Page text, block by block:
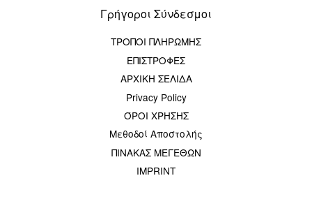
Γρήγοροι Σύνδεσμοι
ΤΡΟΠΟΙ ΠΛΗΡΩΜΗΣ
ΕΠΙΣΤΡΟΦΕΣ
ΑΡΧΙΚΗ ΣΕΛΙΔΑ
Privacy Policy
ΌΡΟΙ ΧΡΗΣΗΣ
Μεθοδοί Αποστολής
ΠΙΝΑΚΑΣ ΜΕΓΕΘΩΝ
IMPRINT